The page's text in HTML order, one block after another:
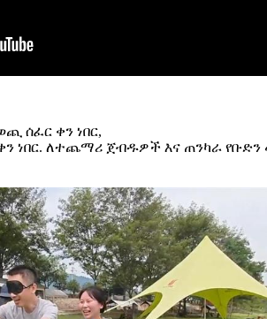
ሰፈር ቀን ነበር,
ነበር. ለተጨማሪ ጀብዱዎች እና ጠንካራ